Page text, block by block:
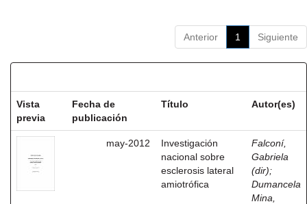
Anterior 1 Siguiente
Vista
previa
Fecha de
publicación
Título Autor(es)
may-2012
Investigación
nacional sobre
esclerosis lateral
amiotrófica
Falconí,
Gabriela
(dir);
Dumancela
Mina,